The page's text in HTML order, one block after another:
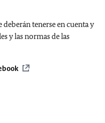
tenerse en cuenta y
y las normas de las